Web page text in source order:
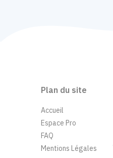
Plan du site
Accueil
Espace Pro
FAQ
Mentions Légales